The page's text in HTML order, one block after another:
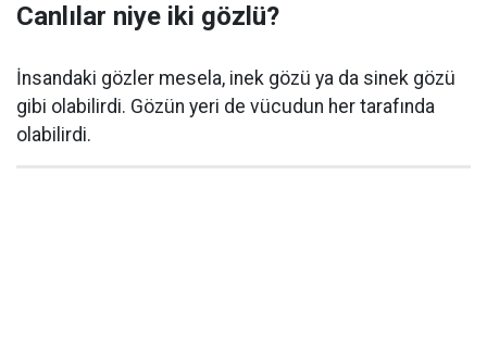
Canlılar niye iki gözlü?
İnsandaki gözler mesela, inek gözü ya da sinek gözü
gibi olabilirdi. Gözün yeri de vücudun her tarafında
olabilirdi.